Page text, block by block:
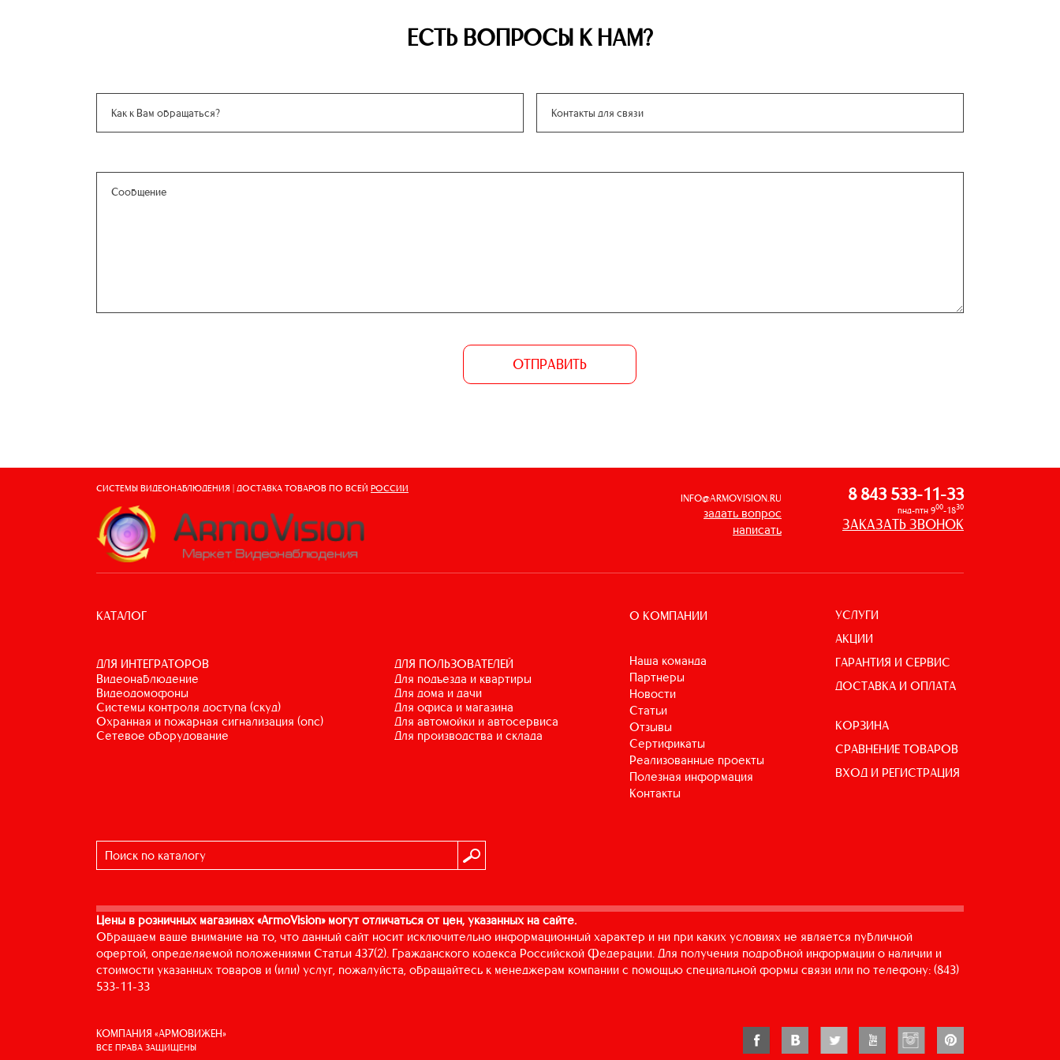
ЕСТЬ ВОПРОСЫ К НАМ?
ОТПРАВИТЬ
СИСТЕМЫ ВИДЕОНАБЛЮДЕНИЯ | ДОСТАВКА ТОВАРОВ ПО ВСЕЙ РОССИИ
INFO@ARMOVISION.RU
задать вопрос
написать
8 843 533-11-33
пнд-птн 900-1830
ЗАКАЗАТЬ ЗВОНОК
КАТАЛОГ
ДЛЯ ИНТЕГРАТОРОВ
видеонаблюдение
видеодомофоны
системы контроля доступа (скуд)
охранная и пожарная сигнализация (опс)
сетевое оборудование
ДЛЯ ПОЛЬЗОВАТЕЛЕЙ
для подъезда и квартиры
для дома и дачи
для офиса и магазина
для автомойки и автосервиса
для производства и склада
О КОМПАНИИ
Наша команда
Партнеры
Новости
Статьи
Отзывы
Сертификаты
Реализованные проекты
Полезная информация
Контакты
УСЛУГИ
АКЦИИ
ГАРАНТИЯ И СЕРВИС
ДОСТАВКА И ОПЛАТА
КОРЗИНА
СРАВНЕНИЕ ТОВАРОВ
ВХОД И РЕГИСТРАЦИЯ
Цены в розничных магазинах «ArmoVision» могут отличаться от цен, указанных на сайте.
Обращаем ваше внимание на то, что данный сайт носит исключительно информационный характер и ни при каких условиях не является публичной
офертой, определяемой положениями Статьи 437(2). Гражданского кодекса Российской Федерации. Для получения подробной информации о наличии и
стоимости указанных товаров и (или) услуг, пожалуйста, обращайтесь к менеджерам компании с помощью специальной формы связи или по телефону: (843)
533-11-33
КОМПАНИЯ «АРМОВИЖЕН»
ВСЕ ПРАВА ЗАЩИЩЕНЫ